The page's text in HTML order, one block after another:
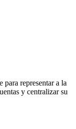
representar a la
y centralizar su